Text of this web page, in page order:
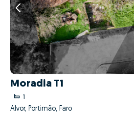
Moradia T1
1
Alvor, Portimão, Faro